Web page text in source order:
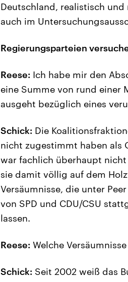
Deutschland, realistisch
auch im
Regierungsparteien
Reese: Ich habe mir den
eine Summe von rund einer
ausgeht bezüglich eines
Schick: Die
nicht zugestimmt haben als
war fachlich überhaupt
sie damit völlig auf dem
Versäumnisse, die unter
von SPD und CDU/CSU
lassen.
Reese: Welche
Schick: Seit 2002 weiß das